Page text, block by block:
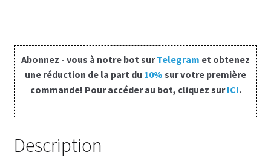
Mentions Légales
Mon compte
Abonnez - vous à notre bot surTelegram et obtenez
une réduction de la part du 10% sur votre première
commande! Pour accéder au bot, cliquez surICI.
Description